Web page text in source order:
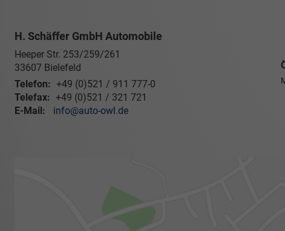
H. Schäffer GmbH Automobile
Heeper Str. 253/259/261
33607 Bielefeld
Telefon: +49 (0)521 / 911 777-0
Telefax: +49 (0)521 / 321 721
E-Mail:
info@auto-owl.de